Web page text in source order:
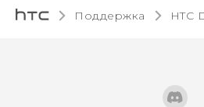
Поддержка HTC